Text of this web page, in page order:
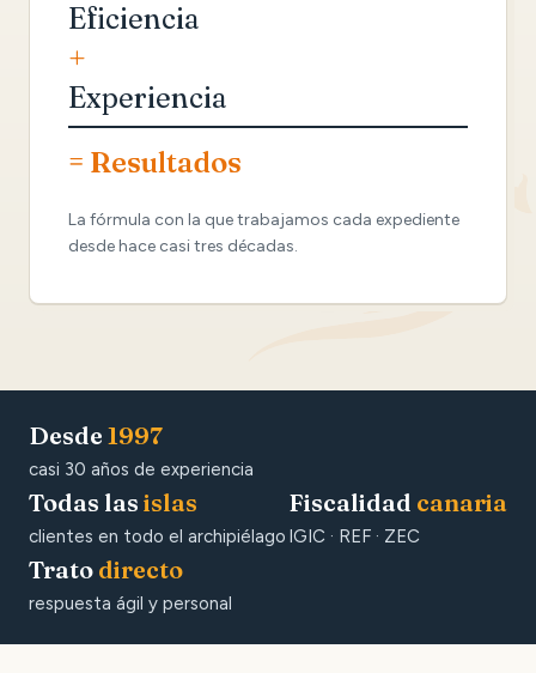
Eficiencia
+
Experiencia
= Resultados
La fórmula con la que trabajamos cada expediente
desde hace casi tres décadas.
Desde 1997
casi 30 años de experiencia
Todas las islas
clientes en todo el archipiélago
Fiscalidad canaria
IGIC · REF · ZEC
Trato directo
respuesta ágil y personal